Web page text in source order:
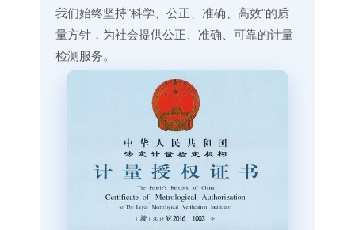
我们始终坚持"科学、公正、准确、高效"的质
量方针，为社会提供公正、准确、可靠的计量
检测服务。